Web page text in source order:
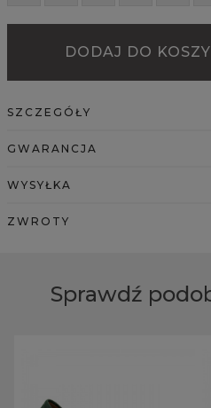
DODAJ DO
SZCZEGÓŁY
GWARANCJA
WYSYŁKA
ZWROTY
Sprawdź